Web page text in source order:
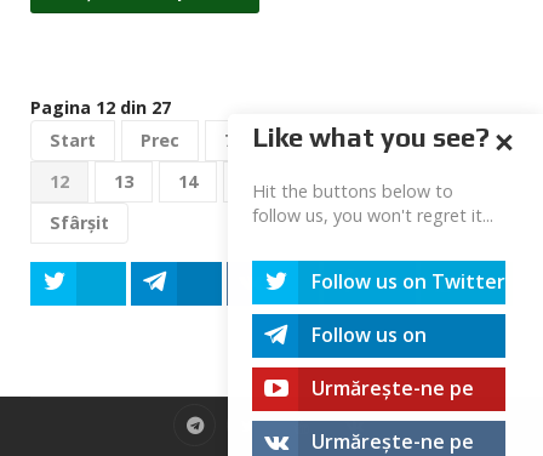
Pagina 12 din 27
Start
Prec 7 8 9 10
11
12
13 14 15 16
Mai departe
Sfârșit
Share Share Share
Like what you see?
Hit the buttons below to
follow us, you won't regret it...
Follow us on Twitter
Follow us on
Telegram
Urmărește-ne pe
youtube!
Urmărește-ne pe